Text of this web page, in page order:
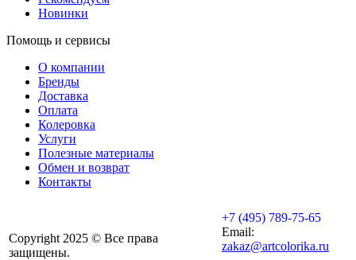
Новинки
Помощь и сервисы
О компании
Бренды
Доставка
Оплата
Колеровка
Услуги
Полезные материалы
Обмен и возврат
Контакты
Copyright 2025 © Все права
защищены.
+7 (495) 789-75-65
Email:
zakaz@artcolorika.ru